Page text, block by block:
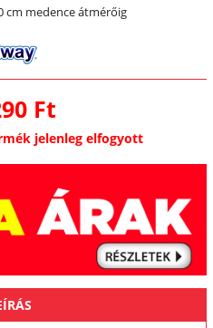
cm medence átmérőig
Ft
jelenleg elfogyott